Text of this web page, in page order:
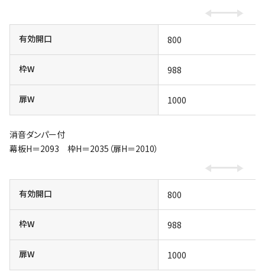
有効開口 800
枠W 988
扉W 1000
消音ダンパー付
幕板H＝2093 枠H＝2035（扉H＝2010）
有効開口 800
枠W 988
扉W 1000